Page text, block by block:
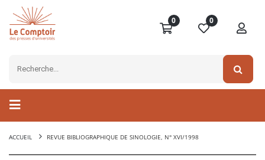
0 0
ACCUEIL REVUE BIBLIOGRAPHIQUE DE SINOLOGIE, N° XVI/1998